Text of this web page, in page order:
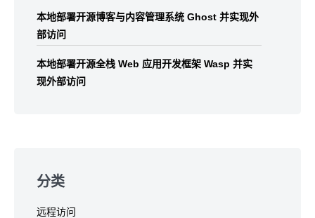
本地部署开源博客与内容管理系统 Ghost 并实现外
部访问
本地部署开源全栈 Web 应用开发框架 Wasp 并实
现外部访问
分类
远程访问